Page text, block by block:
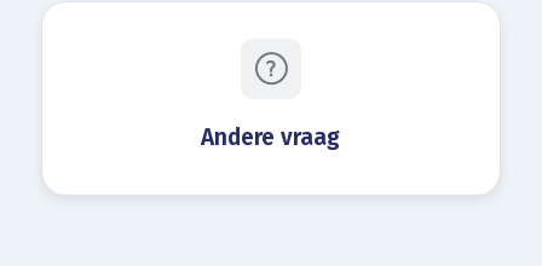
Andere vraag